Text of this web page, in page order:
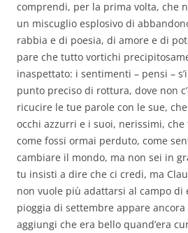
comprendi, per la prima volta, che
un miscuglio esplosivo di
rabbia e di poesia, di amore e di
pare che tutto vortichi
inaspettato: i sentimenti – pensi –
punto preciso di rottura, dove non
ricucire le tue parole con le sue,
occhi azzurri e i suoi, nerissimi,
come fossi ormai perduto, come
cambiare il mondo, ma non sei in
tu insisti a dire che ci credi, ma
non vuole più adattarsi al campo di
pioggia di settembre appare
aggiungi che era bello quand’era